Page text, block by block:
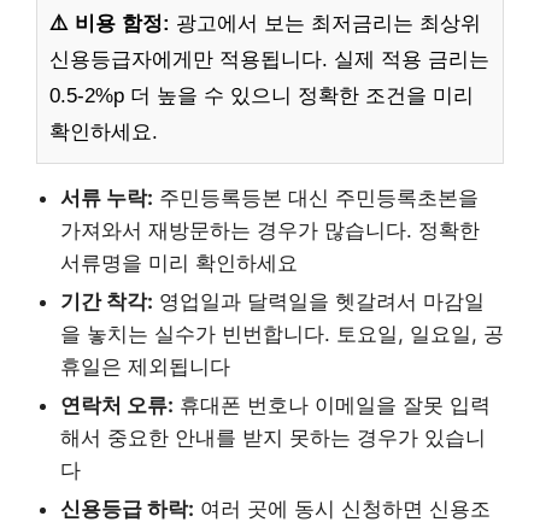
⚠️ 비용 함정: 광고에서 보는 최저금리는 최상위
신용등급자에게만 적용됩니다. 실제 적용 금리는
0.5-2%p 더 높을 수 있으니 정확한 조건을 미리
확인하세요.
서류 누락: 주민등록등본 대신 주민등록초본을
가져와서 재방문하는 경우가 많습니다. 정확한
서류명을 미리 확인하세요
기간 착각: 영업일과 달력일을 헷갈려서 마감일
을 놓치는 실수가 빈번합니다. 토요일, 일요일, 공
휴일은 제외됩니다
연락처 오류: 휴대폰 번호나 이메일을 잘못 입력
해서 중요한 안내를 받지 못하는 경우가 있습니
다
신용등급 하락: 여러 곳에 동시 신청하면 신용조